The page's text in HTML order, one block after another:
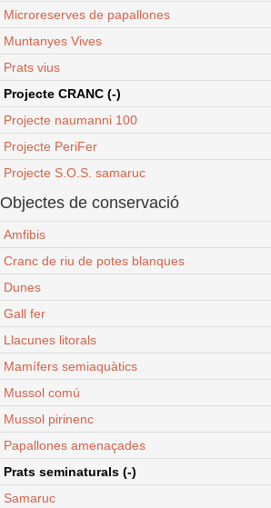
Microreserves de papallones
Muntanyes Vives
Prats vius
Projecte CRANC (-)
Projecte naumanni 100
Projecte PeriFer
Projecte S.O.S. samaruc
Objectes de conservació
Amfibis
Cranc de riu de potes blanques
Dunes
Gall fer
Llacunes litorals
Mamífers semiaquàtics
Mussol comú
Mussol pirinenc
Papallones amenaçades
Prats seminaturals (-)
Samaruc